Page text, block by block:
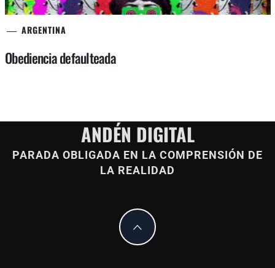
ARGENTINA
Obediencia defaulteada
ANDÉN DIGITAL
PARADA OBLIGADA EN LA COMPRENSIÓN DE
LA REALIDAD